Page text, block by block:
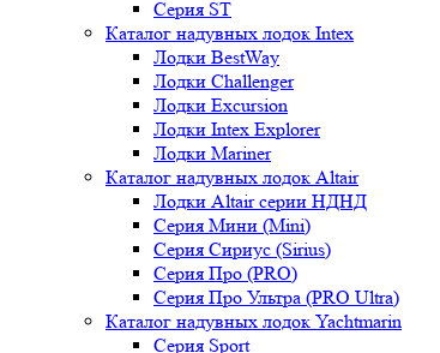
Серия ST
Каталог надувных лодок Intex
Лодки BestWay
Лодки Challenger
Лодки Excursion
Лодки Intex Explorer
Лодки Mariner
Каталог надувных лодок Altair
Лодки Altair серии НДНД
Серия Мини (Mini)
Серия Сириус (Sirius)
Серия Про (PRO)
Серия Про Ультра (PRO Ultra)
Каталог надувных лодок Yachtmarin
Серия Sport